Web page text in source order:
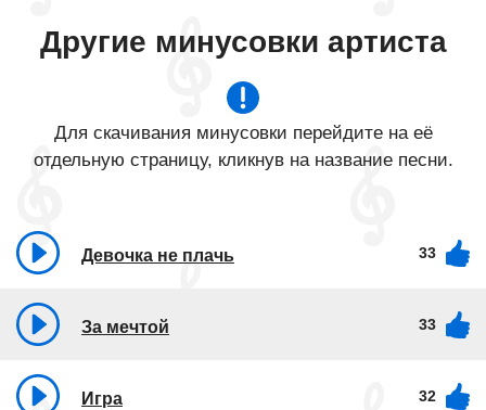
Другие минусовки артиста
Для скачивания минусовки перейдите на её
отдельную страницу, кликнув на название песни.
Девочка не плачь 33
За мечтой 33
Игра 32